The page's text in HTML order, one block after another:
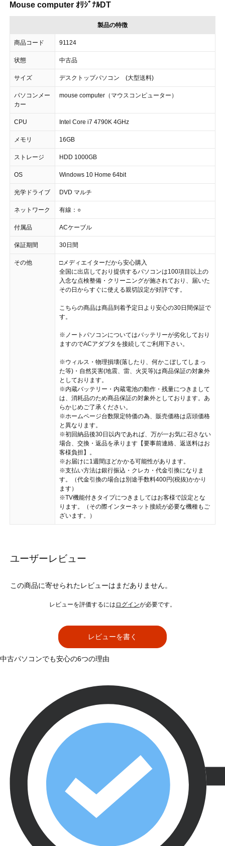
Mouse computer ｵﾘｼﾞﾅﾙDT
製品の特徴
商品コード 91124
状態 中古品
サイズ デスクトップパソコン (大型送料)
パソコンメー
カー
mouse computer（マウスコンピューター）
CPU Intel Core i7 4790K 4GHz
メモリ 16GB
ストレージ HDD 1000GB
OS Windows 10 Home 64bit
光学ドライブ DVD マルチ
ネットワーク 有線：○
付属品 ACケーブル
保証期間 30日間
その他
□メディエイターだから安心購入
全国に出店しており提供するパソコンは100項目以上の
入念な点検整備・クリーニングが施されており、届いた
その日からすぐに使える親切設定が好評です。
こちらの商品は商品到着予定日より安心の30日間保証で
す。
※ノートパソコンについてはバッテリーが劣化しており
ますのでACアダプタを接続してご利用下さい。
※ウィルス・物理損壊(落したり、何かこぼしてしまっ
た等)・自然災害(地震、雷、火災等)は商品保証の対象外
としております。
※内蔵バッテリー・内蔵電池の動作・残量につきまして
は、消耗品のため商品保証の対象外としております。あ
らかじめご了承ください。
※ホームページ台数限定特価の為、販売価格は店頭価格
と異なります。
※初回納品後30日以内であれば、万が一お気に召さない
場合、交換・返品を承ります【要事前連絡、返送料はお
客様負担】。
※お届けに1週間ほどかかる可能性があります。
※支払い方法は銀行振込・クレカ・代金引換になりま
す。（代金引換の場合は別途手数料400円(税抜)かかり
ます）
※TV機能付きタイプにつきましてはお客様で設定とな
ります。（その際インターネット接続が必要な機種もご
ざいます。）
ユーザーレビュー
この商品に寄せられたレビューはまだありません。
レビューを評価するには ログインが必要です。
レビューを書く
中古パソコンでも安心の6つの理由